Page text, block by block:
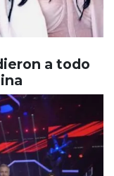
a todo